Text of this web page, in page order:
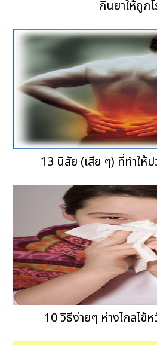
กินยาให้ถูก
13 นิสัย (เสีย ๆ) ที่ทำให้
10 วิธีง่ายๆ ห่างไกลไข้